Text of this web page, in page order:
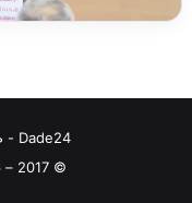
Dade24 - ضاد 24 الأخبار على مدار اليوم
© 2017 – 2026 جميع الحقوق محفوظة